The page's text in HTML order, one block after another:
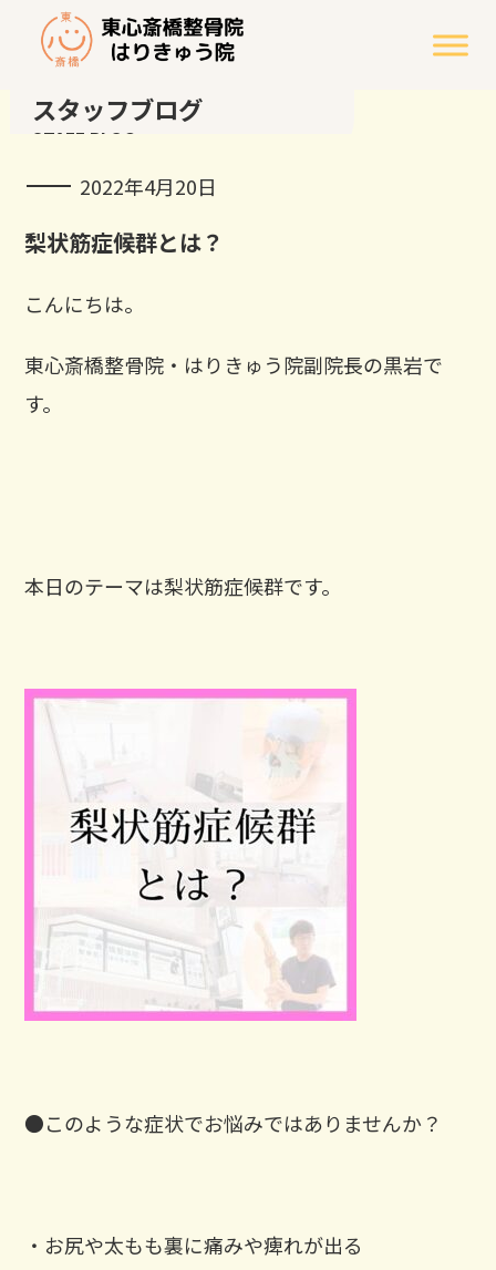
スタッフブログ
STAFF BLOG
2022年4月20日
梨状筋症候群とは？
こんにちは。
東心斎橋整骨院・はりきゅう院副院長の黒岩で
す。
本日のテーマは梨状筋症候群です。
●このような症状でお悩みではありませんか？
・お尻や太もも裏に痛みや痺れが出る